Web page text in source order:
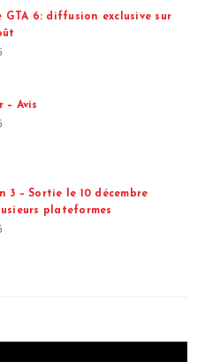
GTA 6: diffusion exclusive sur
Avis
– Sortie le 10 décembre
plateformes